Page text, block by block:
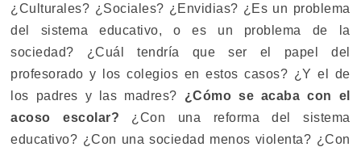
¿Culturales? ¿Sociales? ¿Envidias? ¿Es un problema
del sistema educativo, o es un problema de la
sociedad? ¿Cuál tendría que ser el papel del
profesorado y los colegios en estos casos? ¿Y el de
los padres y las madres? ¿Cómo se acaba con el
acoso escolar? ¿Con una reforma del sistema
educativo? ¿Con una sociedad menos violenta? ¿Con